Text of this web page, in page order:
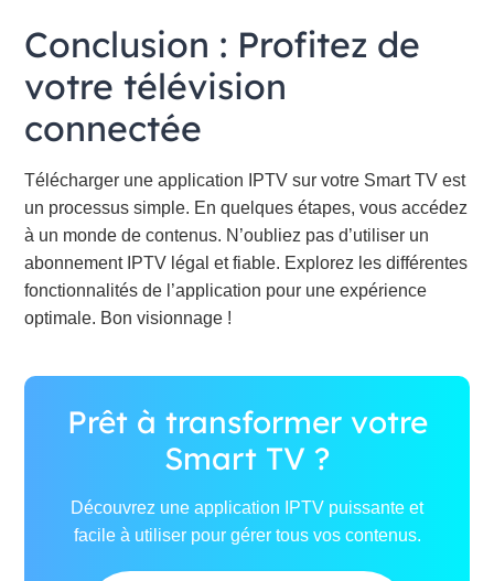
Conclusion : Profitez de
votre télévision
connectée
Télécharger une application IPTV sur votre Smart TV est
un processus simple. En quelques étapes, vous accédez
à un monde de contenus. N’oubliez pas d’utiliser un
abonnement IPTV légal et fiable. Explorez les différentes
fonctionnalités de l’application pour une expérience
optimale. Bon visionnage !
Prêt à transformer votre
Smart TV ?
Découvrez une application IPTV puissante et
facile à utiliser pour gérer tous vos contenus.